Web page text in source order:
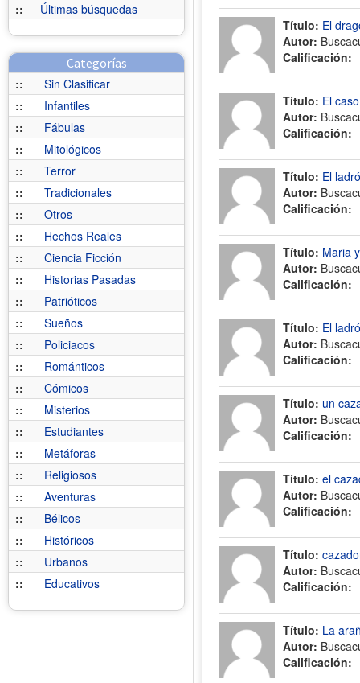
::
Últimas búsquedas
Categorías
::
Sin Clasificar
::
Infantiles
::
Fábulas
::
Mitológicos
::
Terror
::
Tradicionales
::
Otros
::
Hechos Reales
::
Ciencia Ficción
::
Historias Pasadas
::
Patrióticos
::
Sueños
::
Policiacos
::
Románticos
::
Cómicos
::
Misterios
::
Estudiantes
::
Metáforas
::
Religiosos
::
Aventuras
::
Bélicos
::
Históricos
::
Urbanos
::
Educativos
Título: El
Autor:
Calificación:
Título: El
Autor:
Calificación:
Título: El
Autor:
Calificación:
Título: Maria
Autor:
Calificación:
Título: El
Autor:
Calificación:
Título: un
Autor:
Calificación:
Título: el
Autor:
Calificación:
Título:
Autor:
Calificación:
Título: La
Autor:
Calificación: